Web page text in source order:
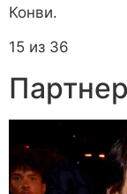
Конви.
15 из 36